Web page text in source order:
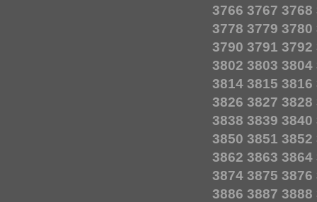
3766 3767 3768
3778 3779 3780
3790 3791 3792
3802 3803 3804
3814 3815 3816
3826 3827 3828
3838 3839 3840
3850 3851 3852
3862 3863 3864
3874 3875 3876
3886 3887 3888